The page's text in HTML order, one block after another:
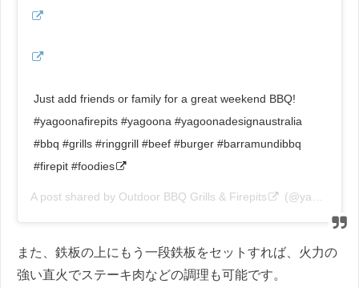
Just add friends or family for a great weekend BBQ!
#yagoonafirepits #yagoona #yagoonadesignaustralia
#bbq #grills #ringgrill #beef #burger #barramundibbq
#firepit #foodies
A post shared by Outdoor BBQ Grills & Firepits (@yagoonadesignaustralia) on
また、鉄板の上にもう一段鉄板をセットすれば、火力の
強い直火でステーキ肉などの調理も可能です。